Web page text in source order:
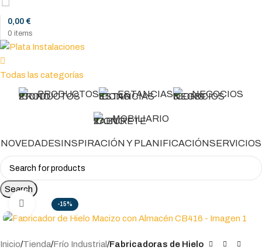
0 items
0,00 €
Todas las categorías
PRODUCTOS ESTANCIAS NEGOCIOS
MOBILIARIO
NOVEDADESINSPIRACIÓN Y PLANIFICACIÓNSERVICIOS
Search
-15%
Click to enlarge
Inicio Tienda Frío Industrial Fabricadoras de Hielo